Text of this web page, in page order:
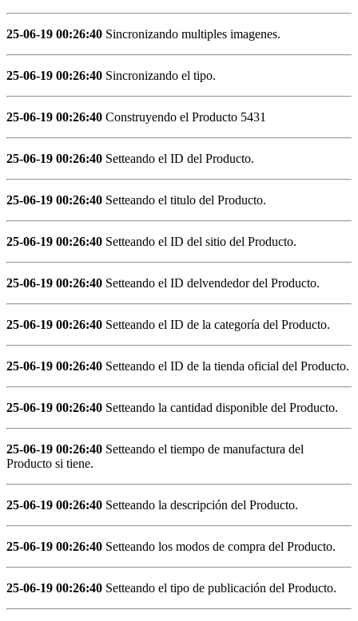
25-06-19 00:26:40 Sincronizando multiples imagenes.
25-06-19 00:26:40 Sincronizando el tipo.
25-06-19 00:26:40 Construyendo el Producto 5431
25-06-19 00:26:40 Setteando el ID del Producto.
25-06-19 00:26:40 Setteando el titulo del Producto.
25-06-19 00:26:40 Setteando el ID del sitio del Producto.
25-06-19 00:26:40 Setteando el ID delvendedor del Producto.
25-06-19 00:26:40 Setteando el ID de la categoría del Producto.
25-06-19 00:26:40 Setteando el ID de la tienda oficial del Producto.
25-06-19 00:26:40 Setteando la cantidad disponible del Producto.
25-06-19 00:26:40 Setteando el tiempo de manufactura del
Producto si tiene.
25-06-19 00:26:40 Setteando la descripción del Producto.
25-06-19 00:26:40 Setteando los modos de compra del Producto.
25-06-19 00:26:40 Setteando el tipo de publicación del Producto.